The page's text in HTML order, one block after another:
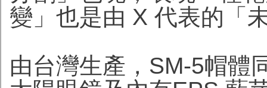
變」也是由 X 代表的「
由台灣生產，SM-5帽體